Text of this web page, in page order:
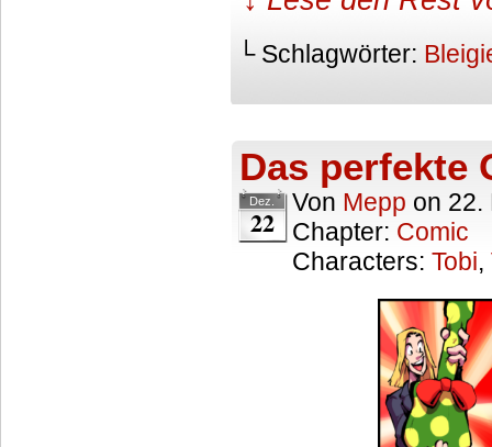
└ Schlagwörter:
Das perfekte
Dez.
22
Von Mepp on 22.
Chapter: Comic
Characters: Tobi,